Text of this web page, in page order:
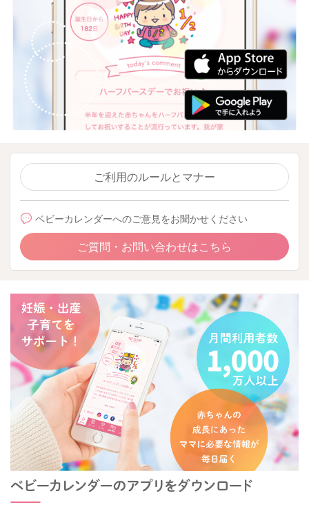
ご利用のルールとマナー
ベビーカレンダーへのご意見をお聞かせください
ご質問・お問い合わせはこちら